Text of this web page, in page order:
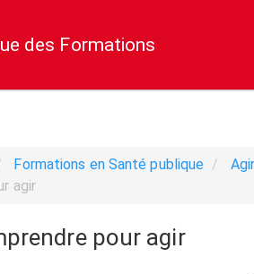
des Formations
Formations en Santé publique
agir
pour agir